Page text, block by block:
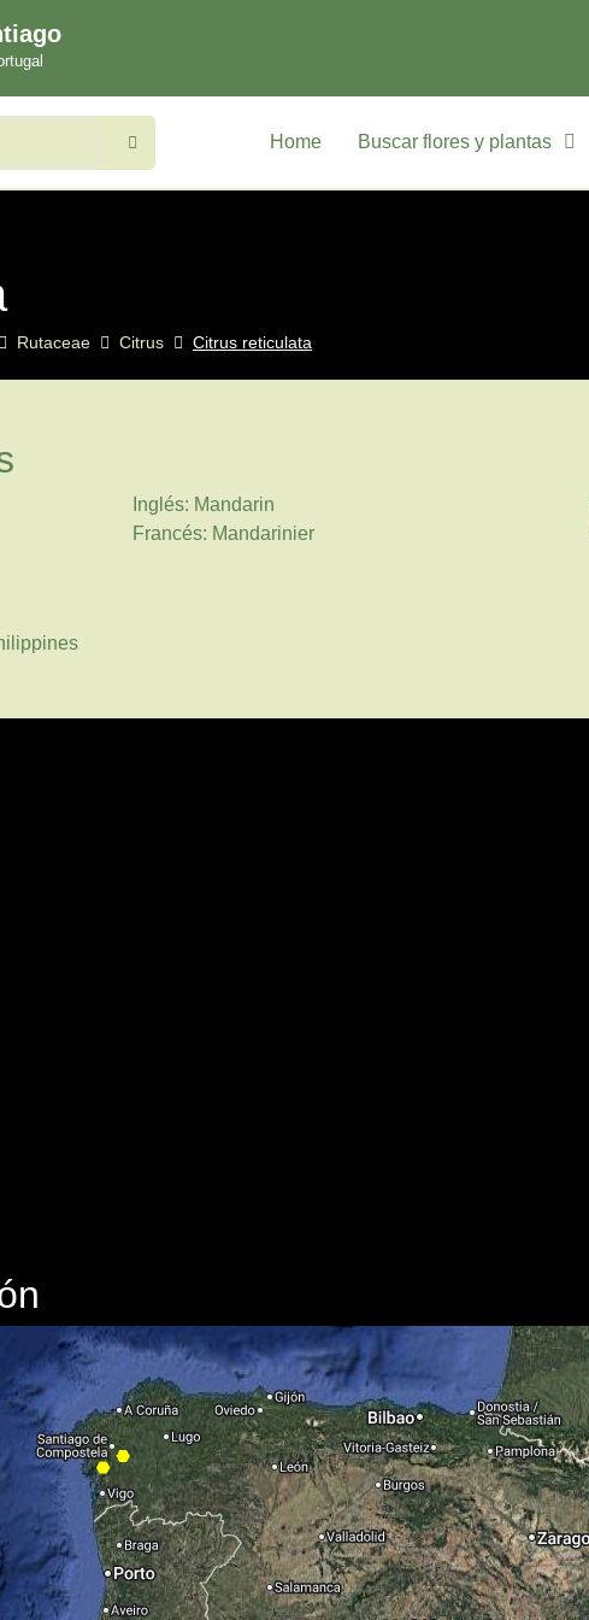
Home Buscar flores y plantas
Rutaceae Citrus Citrus reticulata
Inglés: Mandarin
Francés: Mandarinier